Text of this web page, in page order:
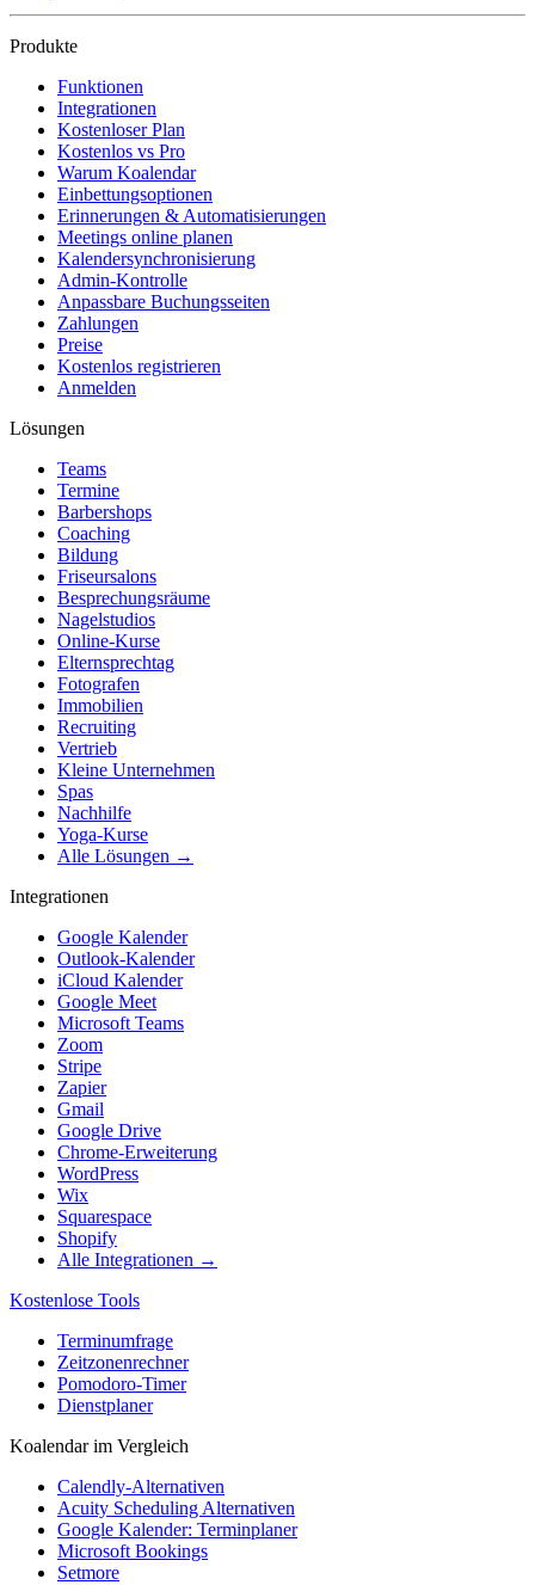
Produkte
Funktionen
Integrationen
Kostenloser Plan
Kostenlos vs Pro
Warum Koalendar
Einbettungsoptionen
Erinnerungen & Automatisierungen
Meetings online planen
Kalendersynchronisierung
Admin-Kontrolle
Anpassbare Buchungsseiten
Zahlungen
Preise
Kostenlos registrieren
Anmelden
Lösungen
Teams
Termine
Barbershops
Coaching
Bildung
Friseursalons
Besprechungsräume
Nagelstudios
Online-Kurse
Elternsprechtag
Fotografen
Immobilien
Recruiting
Vertrieb
Kleine Unternehmen
Spas
Nachhilfe
Yoga-Kurse
Alle Lösungen →
Integrationen
Google Kalender
Outlook-Kalender
iCloud Kalender
Google Meet
Microsoft Teams
Zoom
Stripe
Zapier
Gmail
Google Drive
Chrome-Erweiterung
WordPress
Wix
Squarespace
Shopify
Alle Integrationen →
Kostenlose Tools
Terminumfrage
Zeitzonenrechner
Pomodoro-Timer
Dienstplaner
Koalendar im Vergleich
Calendly-Alternativen
Acuity Scheduling Alternativen
Google Kalender: Terminplaner
Microsoft Bookings
Setmore